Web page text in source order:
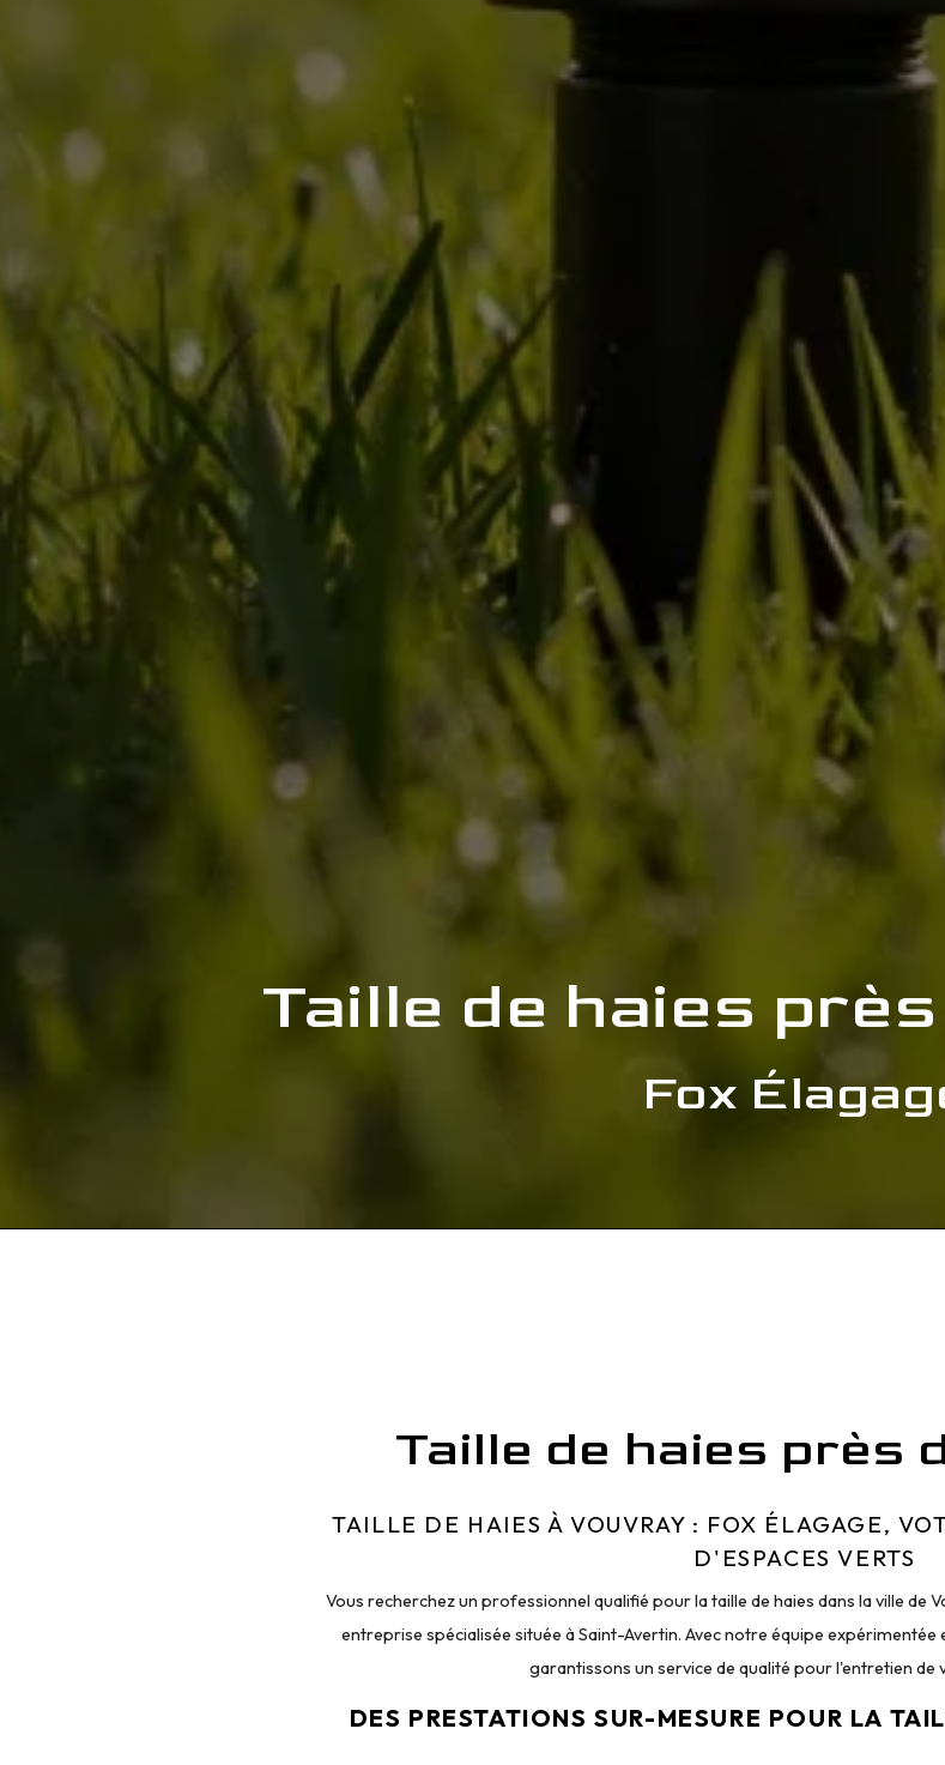
Taille de haies
Fox
Taille de haies près
TAILLE DE HAIES À VOUVRAY : FOX ÉLAGAGE,
D'ESPACES VERTS
Vous recherchez un professionnel qualifié pour la taille de haies dans la ville de
entreprise spécialisée située à Saint-Avertin. Avec notre équipe
garantissons un service de qualité pour l'entretien de
DES PRESTATIONS SUR-MESURE POUR LA